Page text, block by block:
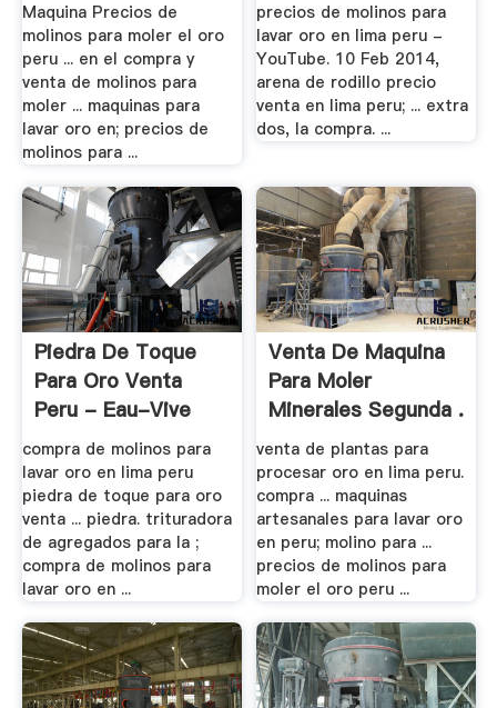
Maquina Precios de
molinos para moler el oro
peru ... en el compra y
venta de molinos para
moler ... maquinas para
lavar oro en; precios de
molinos para ...
precios de molinos para
lavar oro en lima peru -
YouTube. 10 Feb 2014,
arena de rodillo precio
venta en lima peru; ... extra
dos, la compra. ...
Piedra De Toque
Para Oro Venta
Peru - Eau-Vive
compra de molinos para
lavar oro en lima peru
piedra de toque para oro
venta ... piedra. trituradora
de agregados para la ;
compra de molinos para
lavar oro en ...
Venta De Maquina
Para Moler
Minerales Segunda .
venta de plantas para
procesar oro en lima peru.
compra ... maquinas
artesanales para lavar oro
en peru; molino para ...
precios de molinos para
moler el oro peru ...